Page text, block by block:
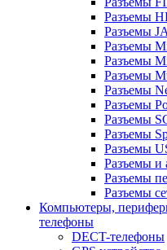
Разъемы
Разъемы
Разъемы
Разъемы
Разъемы
Разъемы
Разъемы
Разъемы
Разъемы
Разъемы
Разъемы и
Разъемы
Разъемы
Компьютеры,
телефоны
DECT-телефоны